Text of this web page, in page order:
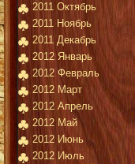
2011 Октябрь
2011 Ноябрь
2011 Декабрь
2012 Январь
2012 Февраль
2012 Март
2012 Апрель
2012 Май
2012 Июнь
2012 Июль